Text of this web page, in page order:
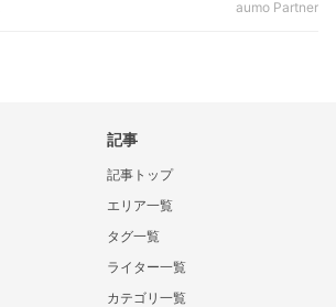
aumo Partner
記事
記事トップ
エリア一覧
タグ一覧
ライター一覧
カテゴリ一覧